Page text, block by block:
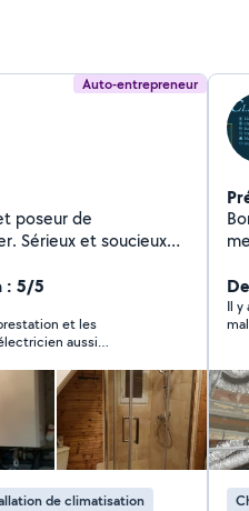
Auto-entrepreneur
poseur de
Sérieux et soucieux
: 5/5
et les
aussi
de climatisation
des
réactif. Profitez
Il y